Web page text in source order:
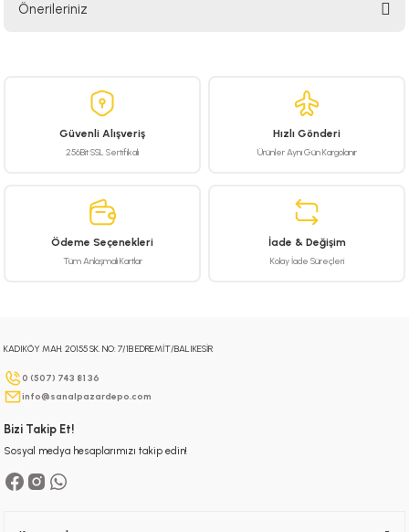
Önerileriniz
Görüş ve önerileriniz için teşekkür ederiz.
Ürün resmi kalitesiz, bozuk veya görüntülenemiyor.
Ürün bilgilerinde hatalar bulunuyor.
Ürün fiyatı diğer sitelerden daha pahalı.
Bu ürüne benzer farklı alternatifler olmalı.
Güvenli Alışveriş
256Bit SSL Sertifikalı
Hızlı Gönderi
Ürünler Aynı Gün Kargolanır
Ödeme Seçenekleri
Tüm Anlaşmalı Kartlar
İade & Değişim
Kolay İade Süreçleri
KADIKÖY MAH. 20155 SK. NO: 7/1B EDREMİT/BALIKESİR
0 (507) 743 81 36
info@sanalpazardepo.com
Bizi Takip Et!
Sosyal medya hesaplarımızı takip edin!